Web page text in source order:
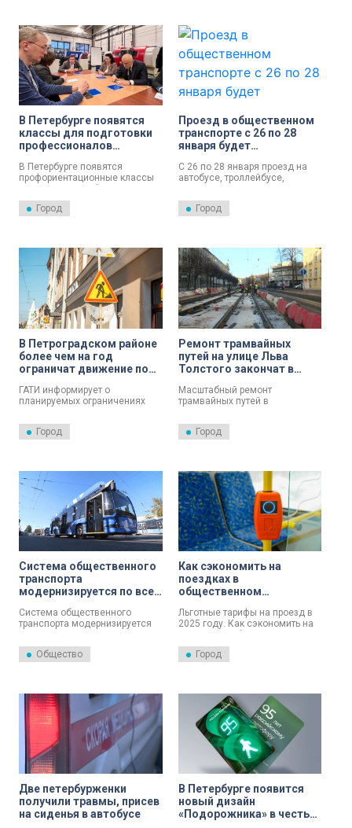
другие активисты.
В Петербурге появятся
классы для подготовки
профессионалов
В Петербурге появятся
профориентационные классы
профессионалов транспортной
отрасли. Об этом 22 января
Город
Проезд в общественном
транспорте с 26 по 28
января будет
ветеранов
С 26 по 28 января проезд на
автобусе, троллейбусе,
ветеранов будет бесплатным.
Об этом сообщили в пресс-
Город
В Петроградском районе
более чем на год
ограничат движение по
проспекта
ГАТИ информирует о
планируемых ограничениях
января в Петроградском
районе.
Город
Ремонт трамвайных
путей на улице Льва
Толстого закончат в
Масштабный ремонт
трамвайных путей в
работы ведутся на участке
длиной почти полтора
демонтажа старого полотна
заливают монолитную
железобетонную подушку.
Частично приступили к сварке
рельсов.
Город
Система общественного
транспорта
модернизируется по всей
Система общественного
транспорта модернизируется
автобусы, троллейбусы и
трамваи повышают комфорт и
Общество
Как сэкономить на
поездках в
общественном
в 2025 году
Льготные тарифы на проезд в
2025 году. Как сэкономить на
поездках в общественном
транспорте, рассказали в
пресс-службе комитета по
Город
Две петербурженки
получили травмы, присев
на сиденья в автобусе
В Петербурге появится
новый дизайн
«Подорожника» в честь